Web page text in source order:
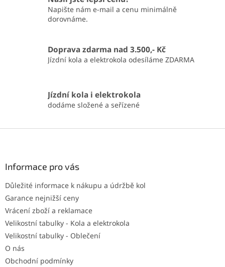
Napište nám e-mail a cenu minimálně
dorovnáme.
Doprava zdarma nad 3.500,- Kč
Jízdní kola a elektrokola odesíláme ZDARMA
Jízdní kola i elektrokola
dodáme složené a seřízené
Informace pro vás
Důležité informace k nákupu a údržbě kol
Garance nejnižší ceny
Vrácení zboží a reklamace
Velikostní tabulky - Kola a elektrokola
Velikostní tabulky - Oblečení
O nás
Obchodní podmínky